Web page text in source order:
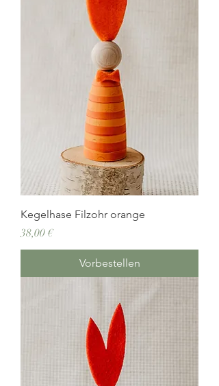
Kegelhase Filzohr orange
Preis
38,00 €
Vorbestellen